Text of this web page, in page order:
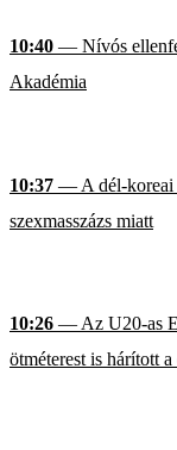
10:40 — Nívós
Akadémia
10:37 — A dél-koreai
szexmasszázs miatt
10:26 — Az U20-as
ötméterest is hárított